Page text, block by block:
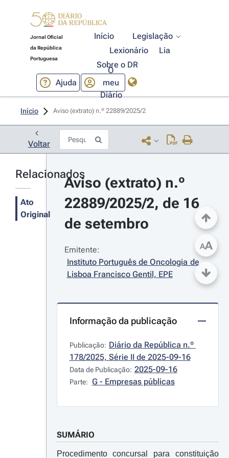
Jornal Oficial
da República
Portuguesa
Início
Legislação
Lexionário
Lia
Sobre o DR
Ajuda
O
meu
Diário
Início Aviso (extrato) n.º 22889/2025/2
Voltar
Relacionados
Ato
Original
Aviso (extrato) n.º
22889/2025/2, de 16
de setembro
Emitente:
Instituto Português de Oncologia de
Lisboa Francisco Gentil, EPE
Informação da publicação
Publicação: Diário da República n.º
178/2025, Série II de 2025-09-16
Data de Publicação: 2025-09-16
Parte: G - Empresas públicas
SUMÁRIO
Procedimento concursal para constituição
AA